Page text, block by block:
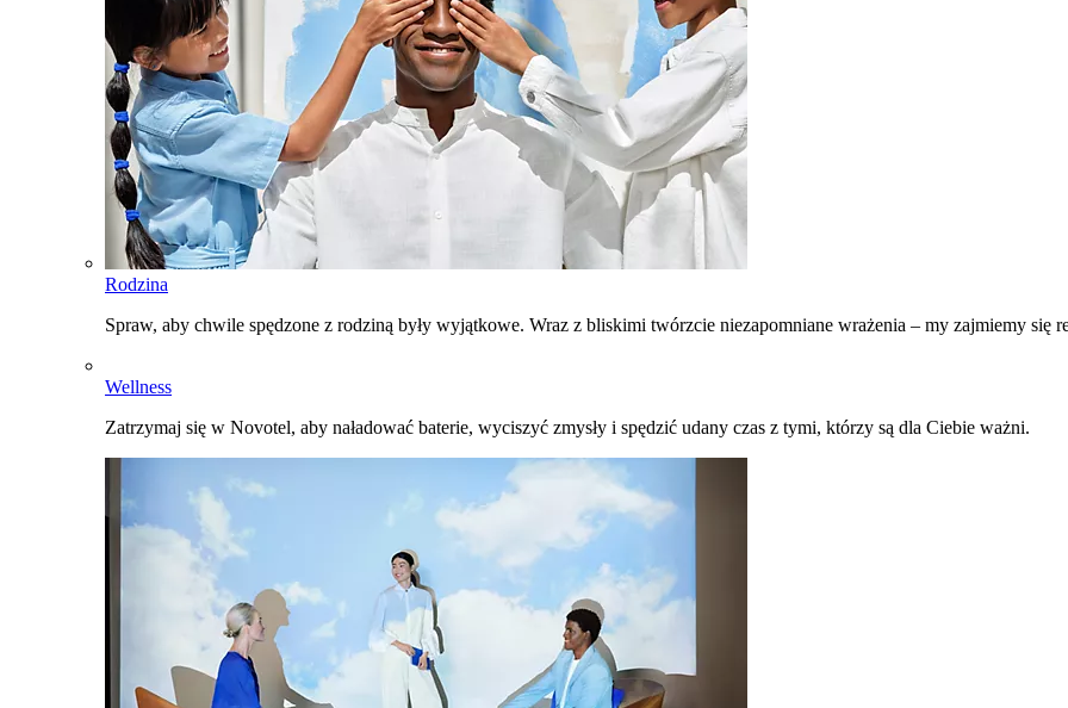
Rodzina
Spraw, aby chwile spędzone z rodziną były wyjątkowe. Wraz z bliskimi twórzcie niezapomniane wrażenia – my zajmiemy się
Wellness
Zatrzymaj się w Novotel, aby naładować baterie, wyciszyć zmysły i spędzić udany czas z tymi, którzy są dla Ciebie ważni.